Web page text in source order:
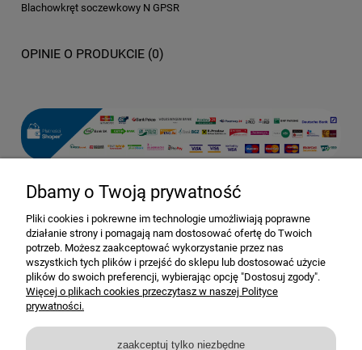
Blachowkręt soczewkowy N GPSR
OPINIE O PRODUKCIE (0)
Dostawa i dostawa
Moje konto
Gwarancja i zwroty
Dbamy o Twoją prywatność
Pliki cookies i pokrewne im technologie umożliwiają poprawne
działanie strony i pomagają nam dostosować ofertę do Twoich
potrzeb. Możesz zaakceptować wykorzystanie przez nas
wszystkich tych plików i przejść do sklepu lub dostosować użycie
plików do swoich preferencji, wybierając opcję "Dostosuj zgody".
Więcej o plikach cookies przeczytasz w naszej Polityce
prywatności.
zaakceptuj tylko niezbędne